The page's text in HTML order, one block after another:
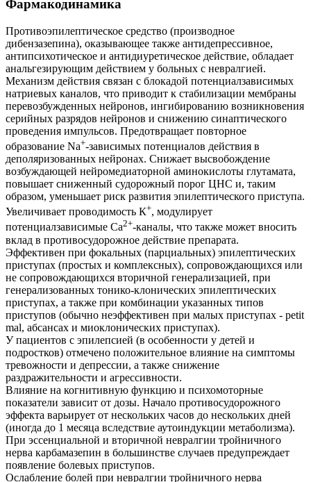
Фармакодинамика
Противоэпилептическое средство (производное
дибензазепина), оказывающее также антидепрессивное,
антипсихотическое и антидиуретическое действие, обладает
анальгезирующим действием у больных с невралгией.
Механизм действия связан с блокадой потенциалзависимых
натриевых каналов, что приводит к стабилизации мембраны
перевозбужденных нейронов, ингибированию возникновения
серийных разрядов нейронов и снижению синаптического
проведения импульсов. Предотвращает повторное
образование Na+-зависимых потенциалов действия в
деполяризованных нейронах. Снижает высвобождение
возбуждающей нейромедиаторной аминокислоты глутамата,
повышает сниженный судорожный порог ЦНС и, таким
образом, уменьшает риск развития эпилептического приступа.
Увеличивает проводимость К+, модулирует
потенциалзависимые Са2+-каналы, что также может вносить
вклад в противосудорожное действие препарата.
Эффективен при фокальных (парциальных) эпилептических
приступах (простых и комплексных), сопровождающихся или
не сопровождающихся вторичной генерализацией, при
генерализованных тонико-клонических эпилептических
приступах, а также при комбинации указанных типов
приступов (обычно неэффективен при малых приступах - petit
mal, абсансах и миоклонических приступах).
У пациентов с эпилепсией (в особенности у детей и
подростков) отмечено положительное влияние на симптомы
тревожности и депрессии, а также снижение
раздражительности и агрессивности.
Влияние на когнитивную функцию и психомоторные
показатели зависит от дозы. Начало противосудорожного
эффекта варьирует от нескольких часов до нескольких дней
(иногда до 1 месяца вследствие аутоиндукции метаболизма).
При эссенциальной и вторичной невралгии тройничного
нерва карбамазепин в большинстве случаев предупреждает
появление болевых приступов.
Ослабление болей при невралгии тройничного нерва